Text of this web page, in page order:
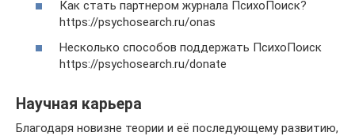
Как стать партнером журнала ПсихоПоиск?
https://psychosearch.ru/onas
Несколько способов поддержать ПсихоПоиск
https://psychosearch.ru/donate
Научная карьера
Благодаря новизне теории и её последующему развитию,